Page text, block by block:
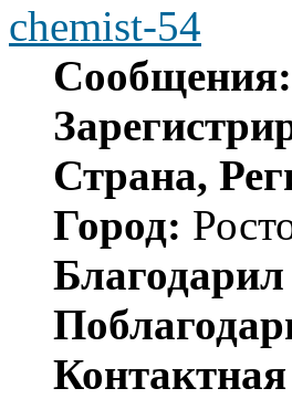
chemist-54
Сообщения:
Страна,
Город: